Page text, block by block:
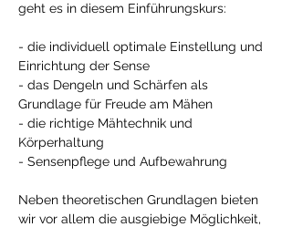
geht es in diesem Einführungskurs:
- die individuell optimale Einstellung und
Einrichtung der Sense
- das Dengeln und Schärfen als
Grundlage für Freude am Mähen
- die richtige Mähtechnik und
Körperhaltung
- Sensenpflege und Aufbewahrung
Neben theoretischen Grundlagen bieten
wir vor allem die ausgiebige Möglichkeit,